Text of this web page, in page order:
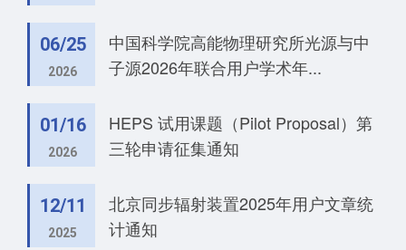
06/25
2026
中国科学院高能物理研究所光源与中
子源2026年联合用户学术年...
01/16
2026
HEPS 试用课题（Pilot Proposal）第
三轮申请征集通知
12/11
2025
北京同步辐射装置2025年用户文章统
计通知